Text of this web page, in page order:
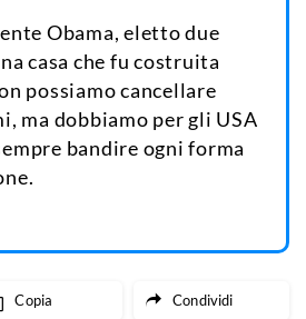
Obama, eletto due
casa che fu costruita
possiamo cancellare
ma dobbiamo per gli USA
bandire ogni forma
Copia Condividi